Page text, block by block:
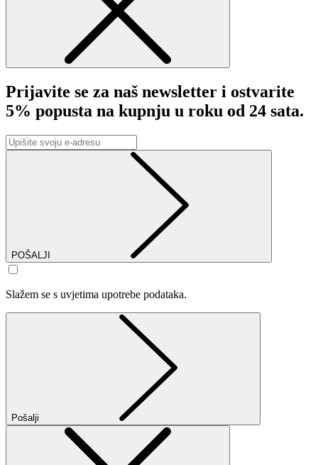
Prijavite se za naš newsletter i ostvarite
5% popusta na kupnju u roku od 24 sata.
POŠALJI
Slažem se s uvjetima upotrebe podataka.
Pošalji